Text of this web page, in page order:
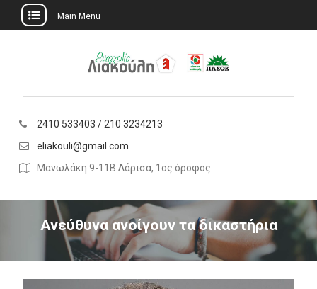
Main Menu
2410 533403 / 210 3234213
eliakouli@gmail.com
Μανωλάκη 9-11Β Λάρισα, 1ος όροφος
Ανεύθυνα ανοίγουν τα δικαστήρια